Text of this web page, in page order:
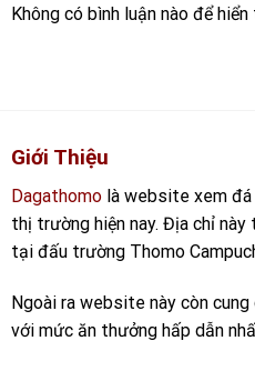
Không có bình luận nào để hiển
Giới Thiệu
Dagathomo là website xem
thị trường hiện nay. Địa chỉ
tại đấu trường Thomo
Ngoài ra website này còn
với mức ăn thưởng hấp dẫn